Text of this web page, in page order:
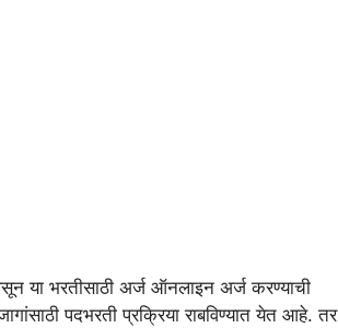
या भरतीसाठी अर्ज ऑनलाइन अर्ज करण्याची
पदभरती प्रक्रिया राबविण्यात येत आहे. तर